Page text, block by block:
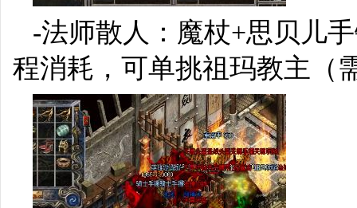
-法师散人：魔杖+思贝儿
程消耗，可单挑祖玛教主（